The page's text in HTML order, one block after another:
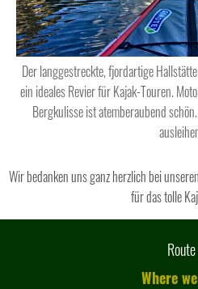
Der langgestreckte, fjordartige
ein ideales Revier für Kajak-Touren.
Bergkulisse ist atemberaubend
Wir bedanken uns ganz herzlich bei
für das tolle
Route
Where